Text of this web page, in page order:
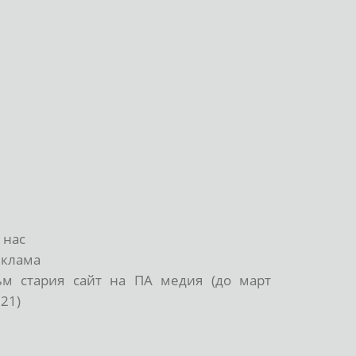
нас
стария сайт на ПА медия (до март